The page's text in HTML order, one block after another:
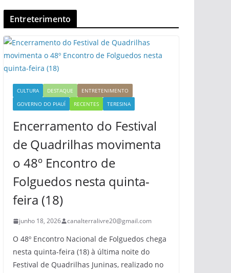
Entreterimento
CULTURA DESTAQUE
ENTRETENIMENTO
GOVERNO DO PIAUÍ
RECENTES TERESINA
Encerramento do Festival
de Quadrilhas movimenta
o 48º Encontro de
Folguedos nesta quinta-
feira (18)
junho 18, 2026 canalterralivre20@gmail.com
O 48º Encontro Nacional de Folguedos chega
nesta quinta-feira (18) à última noite do
Festival de Quadrilhas Juninas, realizado no